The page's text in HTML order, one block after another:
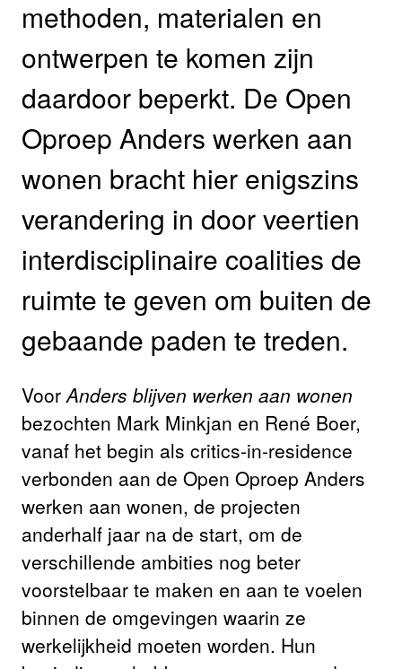
methoden, materialen en
ontwerpen te komen zijn
daardoor beperkt. De Open
Oproep Anders werken aan
wonen bracht hier enigszins
verandering in door veertien
interdisciplinaire coalities de
ruimte te geven om buiten de
gebaande paden te treden.
VoorAnders blijven werken aan wonen
bezochten Mark Minkjan en René Boer,
vanaf het begin als critics-in-residence
verbonden aan de Open Oproep Anders
werken aan wonen, de projecten
anderhalf jaar na de start, om de
verschillende ambities nog beter
voorstelbaar te maken en aan te voelen
binnen de omgevingen waarin ze
werkelijkheid moeten worden. Hun